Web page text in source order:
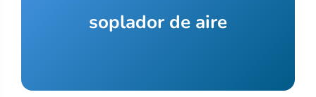
soplador de aire